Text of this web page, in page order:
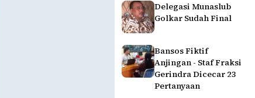
Delegasi Munaslub
Golkar Sudah Final
Bansos Fiktif
Anjingan - Staf Fraksi
Gerindra Dicecar 23
Pertanyaan